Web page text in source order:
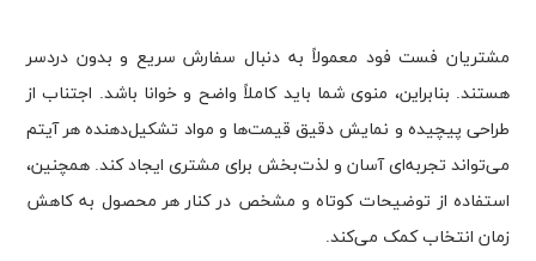
مشتریان فست فود معمولاً به دنبال سفارش سریع و بدون دردسر
هستند. بنابراین، منوی شما باید کاملاً واضح و خوانا باشد. اجتناب از
طراحی پیچیده و نمایش دقیق قیمت‌ها و مواد تشکیل‌دهنده هر آیتم
می‌تواند تجربه‌ای آسان و لذت‌بخش برای مشتری ایجاد کند. همچنین،
استفاده از توضیحات کوتاه و مشخص در کنار هر محصول به کاهش
زمان انتخاب کمک می‌کند.